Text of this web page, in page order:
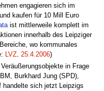
engagieren sich im
kaufen für 10 Mill Euro
ist mittlerweile komplett im
innerhalb des Leipziger
wo kommunales
LVZ, 25.4.2006)
in Frage
Burkhard Jung (SPD),
handelte sich jetzt Leipzigs